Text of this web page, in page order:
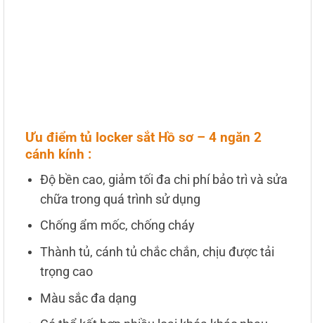
Ưu điểm tủ locker sắt Hồ sơ – 4 ngăn 2
cánh kính :
Độ bền cao, giảm tối đa chi phí bảo trì và sửa
chữa trong quá trình sử dụng
Chống ẩm mốc, chống cháy
Thành tủ, cánh tủ chắc chắn, chịu được tải
trọng cao
Màu sắc đa dạng